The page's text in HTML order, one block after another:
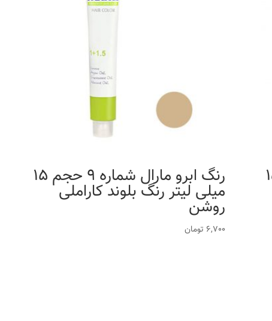
حجم 15 رنگ ابرو مارال شماره 9 حجم 15
میلی لیتر رنگ بلوند کاراملی
روشن
6,700 تومان